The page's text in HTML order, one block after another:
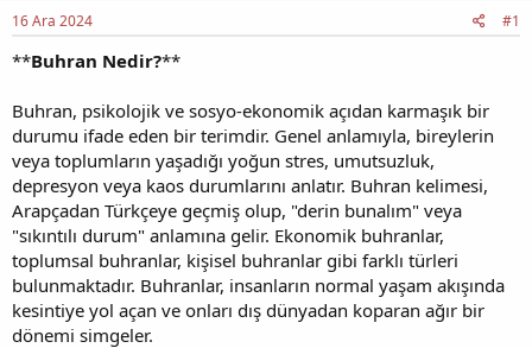
a
ş
t
a
n
t
r
i
h
i
16 Ara 2024 #1
**Buhran Nedir?**
Buhran, psikolojik ve sosyo-ekonomik açıdan karmaşık bir
durumu ifade eden bir terimdir. Genel anlamıyla, bireylerin
veya toplumların yaşadığı yoğun stres, umutsuzluk,
depresyon veya kaos durumlarını anlatır. Buhran kelimesi,
Arapçadan Türkçeye geçmiş olup, "derin bunalım" veya
"sıkıntılı durum" anlamına gelir. Ekonomik buhranlar,
toplumsal buhranlar, kişisel buhranlar gibi farklı türleri
bulunmaktadır. Buhranlar, insanların normal yaşam akışında
kesintiye yol açan ve onları dış dünyadan koparan ağır bir
dönemi simgeler.